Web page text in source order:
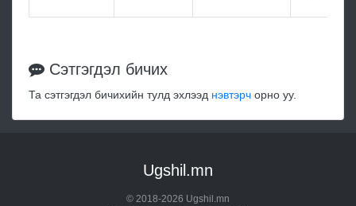
Сэтгэгдэл бичих
Та сэтгэгдэл бичихийн тулд эхлээд нэвтэрч орно уу.
Ugshil.mn
© 2018-2026 Ugshil.mn